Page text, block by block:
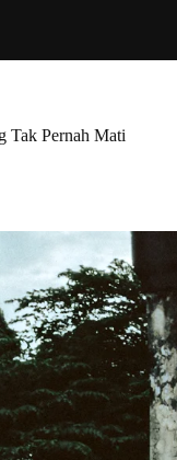
Tak Pernah Mati